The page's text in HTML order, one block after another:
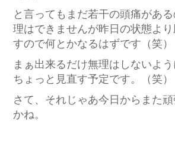
と言ってもまだ若干の頭痛があ
理はできませんが昨日の状態よ
すので何とかなるはずです（笑）
まぁ出来るだけ無理はしないよ
ちょっと見直す予定です。（笑）
さて、それじゃあ今日からまた
かね。